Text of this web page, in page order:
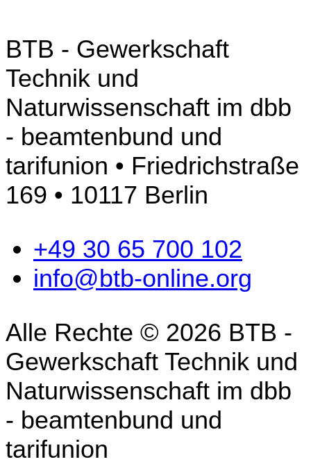
BTB - Gewerkschaft
Technik und
Naturwissenschaft im dbb
- beamtenbund und
tarifunion • Friedrichstraße
169 • 10117 Berlin
+49 30 65 700 102
info@btb-online.org
Alle Rechte © 2026 BTB -
Gewerkschaft Technik und
Naturwissenschaft im dbb
- beamtenbund und
tarifunion